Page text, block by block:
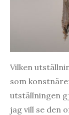
Vilken
som
utställningen
jag vill se den